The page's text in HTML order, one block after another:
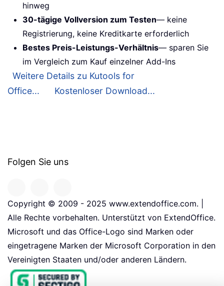
hinweg
30-tägige Vollversion zum Testen— keine
Registrierung, keine Kreditkarte erforderlich
Bestes Preis-Leistungs-Verhältnis— sparen Sie
im Vergleich zum Kauf einzelner Add-Ins
Weitere Details zu Kutools for
Office...
Kostenloser Download...
Folgen Sie uns
Copyright © 2009 - 2025 www.extendoffice.com. |
Alle Rechte vorbehalten. Unterstützt von ExtendOffice.
Microsoft und das Office-Logo sind Marken oder
eingetragene Marken der Microsoft Corporation in den
Vereinigten Staaten und/oder anderen Ländern.